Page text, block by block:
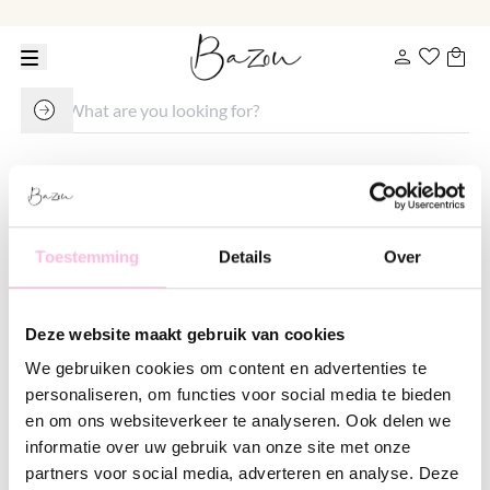
Toestemming Details Over
Deze website maakt gebruik van cookies
We gebruiken cookies om content en advertenties te
personaliseren, om functies voor social media te bieden
en om ons websiteverkeer te analyseren. Ook delen we
informatie over uw gebruik van onze site met onze
partners voor social media, adverteren en analyse. Deze
Velvet jewelry bag
€ 3.50
Variants: